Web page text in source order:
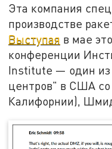
Эта компания
производстве
Выступая в мае
конференции
Institute — один
центров" в США со
Калифорнии),